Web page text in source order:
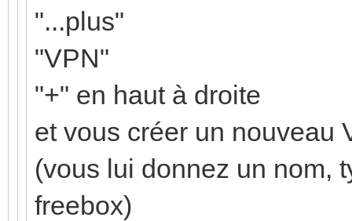
"...plus"
"VPN"
"+" en haut à droite
et vous créer un nouveau
(vous lui donnez un nom,
freebox)